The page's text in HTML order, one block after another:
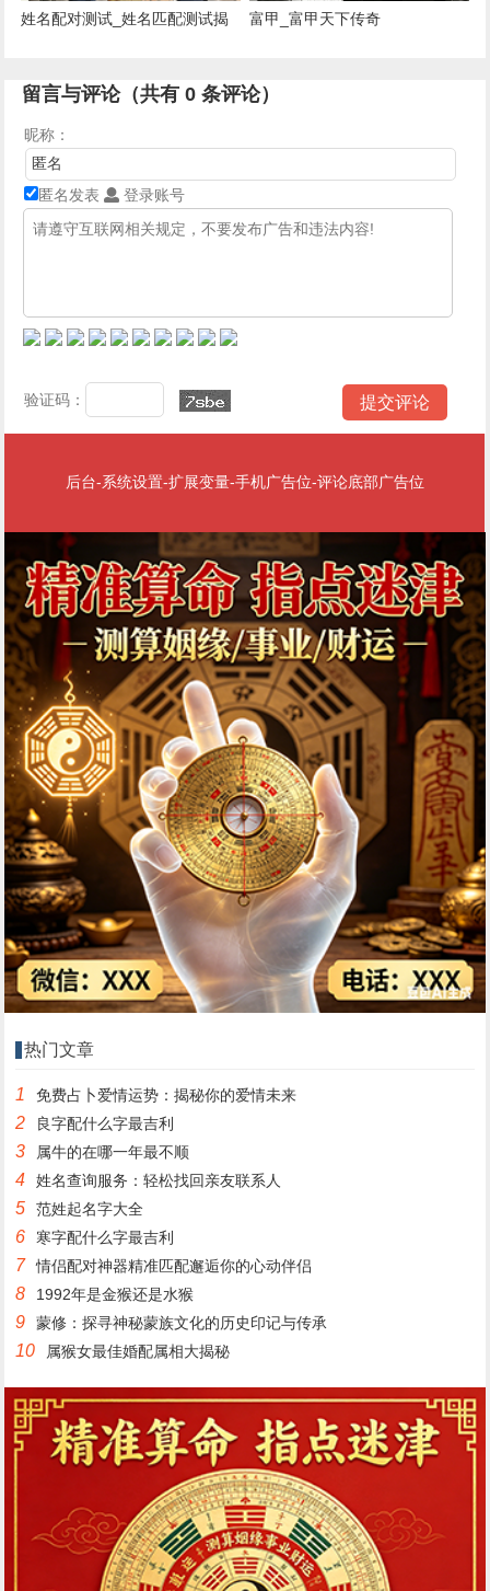
姓名配对测试_姓名匹配测试揭
富甲_富甲天下传奇
留言与评论（共有0 条评论）
昵称：
匿名发表 登录账号
验证码：
后台-系统设置-扩展变量-手机广告位-评论底部广告位
热门文章
1 免费占卜爱情运势：揭秘你的爱情未来
2 良字配什么字最吉利
3 属牛的在哪一年最不顺
4 姓名查询服务：轻松找回亲友联系人
5 范姓起名字大全
6 寒字配什么字最吉利
7 情侣配对神器精准匹配邂逅你的心动伴侣
8 1992年是金猴还是水猴
9 蒙修：探寻神秘蒙族文化的历史印记与传承
10 属猴女最佳婚配属相大揭秘